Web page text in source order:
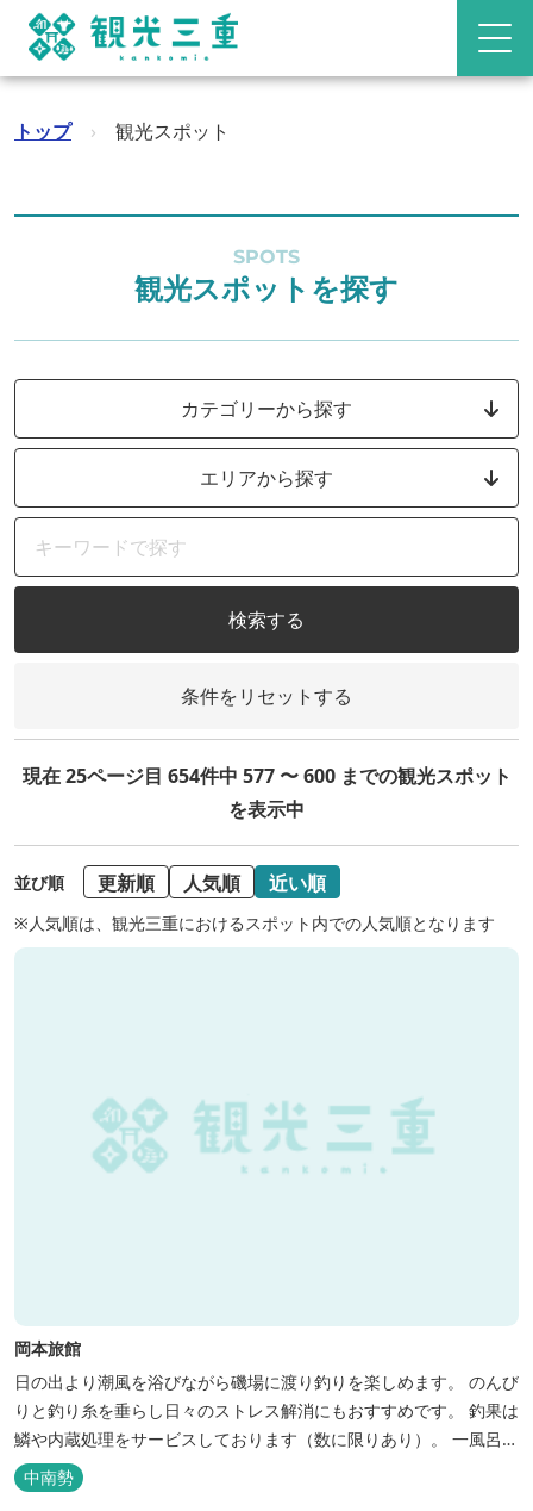
トップ › 観光スポット
SPOTS
観光スポットを探す
カテゴリーから探す
エリアから探す
検索する
条件をリセットする
現在 25ページ目 654件中 577 〜 600 までの観光スポット
を表示中
並び順 更新順 人気順 近い順
※人気順は、観光三重におけるスポット内での人気順となります
岡本旅館
日の出より潮風を浴びながら磯場に渡り釣りを楽しめます。 のんび
りと釣り糸を垂らし日々のストレス解消にもおすすめです。 釣果は
鱗や内蔵処理をサービスしております（数に限りあり）。 一風呂浴
びてさっぱりしてお帰りいただけます。 料金１名５５００円、弁当
５００円
中南勢